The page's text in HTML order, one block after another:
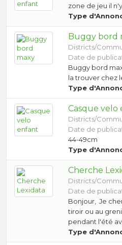
zone de jeu il
Type
Buggy bord
Districts/
Date de
Buggy bord
la trouver chez
Type
Casque velo
Districts/
Date de
44-49cm
Type
Cherche
Districts/
Date de
Bonjour, Je
tiroir ou au
pendant l'été
Type